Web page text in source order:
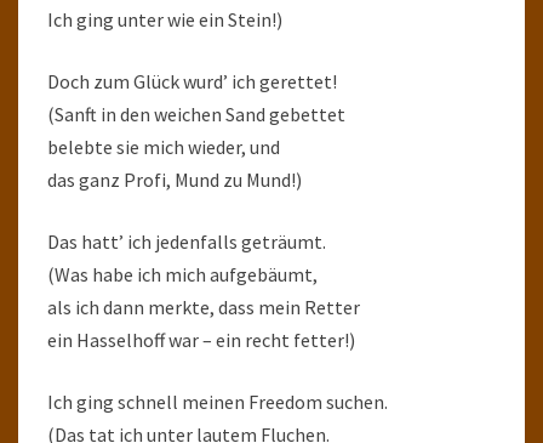
Ich ging unter wie ein Stein!)
Doch zum Glück wurd’ ich gerettet!
(Sanft in den weichen Sand gebettet
belebte sie mich wieder, und
das ganz Profi, Mund zu Mund!)
Das hatt’ ich jedenfalls geträumt.
(Was habe ich mich aufgebäumt,
als ich dann merkte, dass mein Retter
ein Hasselhoff war – ein recht fetter!)
Ich ging schnell meinen Freedom suchen.
(Das tat ich unter lautem Fluchen.